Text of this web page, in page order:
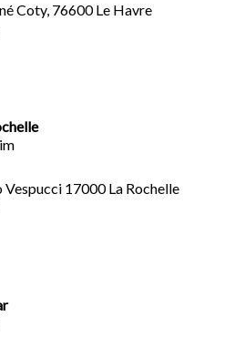
Coty, 76600 Le Havre
Vespucci 17000 La Rochelle